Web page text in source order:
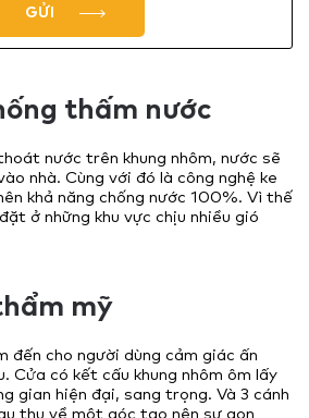
GỬI
thấm nước
nước trên khung nhôm, nước sẽ
nhà. Cùng với đó là công nghệ ke
khả năng chống nước 100%. Vì thế
ở những khu vực chịu nhiều gió
mỹ
đến cho người dùng cảm giác ấn
Cửa có kết cấu khung nhôm ôm lấy
gian hiện đại, sang trọng. Và 3 cánh
thu về một góc tạo nên sự gọn